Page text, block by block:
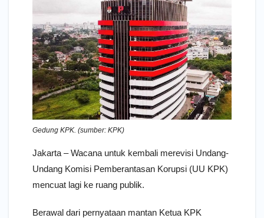
Gedung KPK. (sumber: KPK)
Jakarta – Wacana untuk kembali merevisi Undang-
Undang Komisi Pemberantasan Korupsi (UU KPK)
mencuat lagi ke ruang publik.
Berawal dari pernyataan mantan Ketua KPK